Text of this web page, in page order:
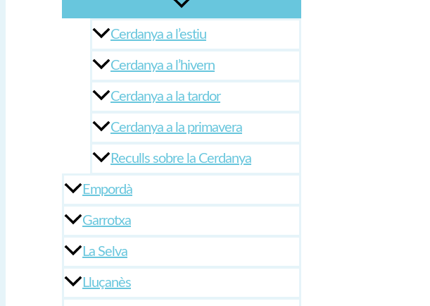
Cerdanya a l’estiu
Cerdanya a l’hivern
Cerdanya a la tardor
Cerdanya a la primavera
Reculls sobre la Cerdanya
Empordà
Garrotxa
La Selva
Lluçanès